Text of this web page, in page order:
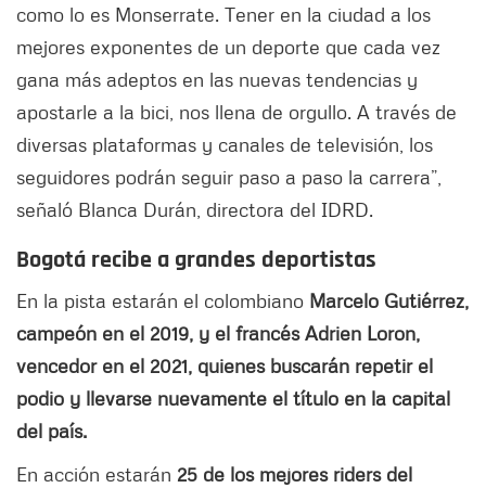
como lo es Monserrate. Tener en la ciudad a los
mejores exponentes de un deporte que cada vez
gana más adeptos en las nuevas tendencias y
apostarle a la bici, nos llena de orgullo. A través de
diversas plataformas y canales de televisión, los
seguidores podrán seguir paso a paso la carrera”,
señaló Blanca Durán, directora del IDRD.
Bogotá recibe a grandes deportistas
En la pista estarán el colombiano Marcelo Gutiérrez,
campeón en el 2019, y el francés Adrien Loron,
vencedor en el 2021, quienes buscarán repetir el
podio y llevarse nuevamente el título en la capital
del país.
En acción estarán 25 de los mejores riders del